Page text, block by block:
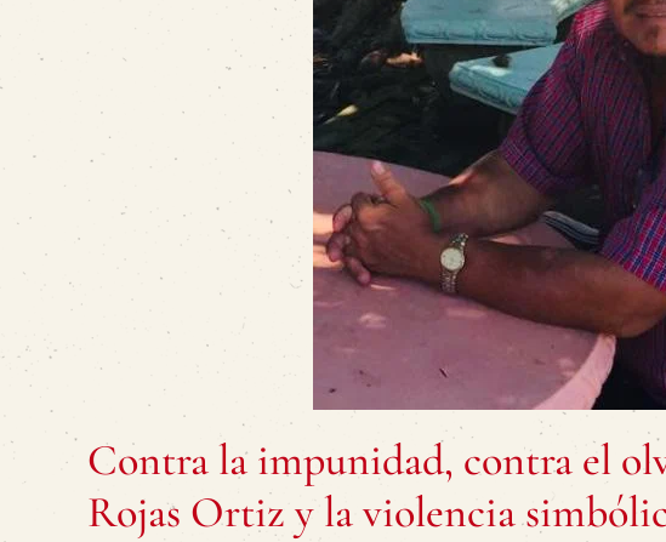
Contra la impunidad, contra el
Rojas Ortiz y la violencia